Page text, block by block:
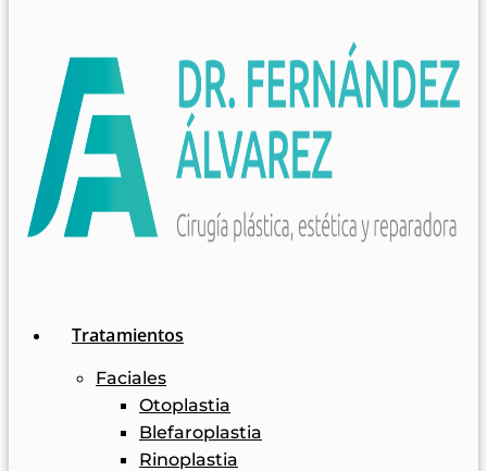
Tratamientos
Faciales
Otoplastia
Blefaroplastia
Rinoplastia